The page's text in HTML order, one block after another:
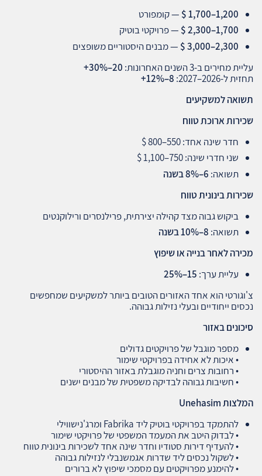
1,200–1,700 $
— קומפורט
1,700–2,300 $
— פרויקטי בוטיק
2,300–3,000 $
— מבנים היסטוריים משופצים
עליית מחירים ב‑3 השנים האחרונות:
20–30%+
תחזית ל‑2026–2027:
8–12%+
תשואה למשקיעים
שכירות ארוכת טווח
חדר שינה אחד: 550–800 $
שני חדרי שינה: 750–1,100 $
תשואה: 6–8%
בשנה
שכירות בינונית טווח
ביקוש גבוה מצד קהילה יצירתית, פרילנסרים ורילוקנטים
תשואה: 8–10%
בשנה
מכירה לאחר בנייה או שיפוץ
עליית ערך: 15–25%
צ'וגורטי הוא אחד האזורים הטובים ביותר למשקיעים שמחפשים
נכסים ייחודיים ובעלי נזילות גבוהה.
סיכונים באזור
מספר מוגבל של פרויקטים גדולים
• איכות לא אחידה בפרויקטי שימור
• רחובות צרים וחניה מוגבלת באזור ההיסטורי
• חשיבות גבוהה לבדיקה משפטית של מבנים ישנים
המלצות
להתמקד בפרויקטי בוטיק ליד Fabrika ומרג'נישווילי
• לבדוק היטב את המעמד המשפטי של פרויקטי שימור
• להעדיף דירות סטודיו וחדר שינה אחד לשכירות בינונית טווח
• לשקול נכסים ליד שדרות אגמשנבלי לנזילות גבוהה
• להימנע מפרויקטים עם מסמכי שיפוץ לא ברורים